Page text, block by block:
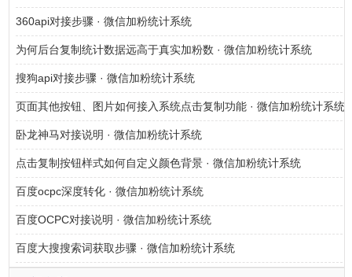
360api对接步骤 · 微信加粉统计系统
为何后台复制统计数据远高于真实加粉数 · 微信加粉统计系统
搜狗api对接步骤 · 微信加粉统计系统
页面其他按钮、图片如何接入系统点击复制功能 · 微信加粉统计系统
卧龙神马对接说明 · 微信加粉统计系统
点击复制按钮样式如何自定义颜色背景 · 微信加粉统计系统
百度ocpc深度转化 · 微信加粉统计系统
百度OCPC对接说明 · 微信加粉统计系统
百度大搜搜索词获取步骤 · 微信加粉统计系统